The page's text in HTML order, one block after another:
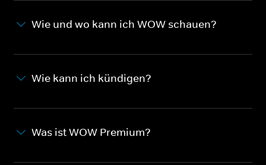
Wie und wo kann ich WOW schauen?
Wie kann ich kündigen?
Was ist WOW Premium?